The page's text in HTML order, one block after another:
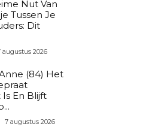
Nut Van
Tussen Je
Dit
augustus 2026
(84) Het
En Blijft
7 augustus 2026